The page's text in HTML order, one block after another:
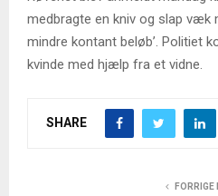
medbragte en kniv og slap væk
mindre kontant beløb’. Politiet
kvinde med hjælp fra et vidne.
SHARE
FORRIGE